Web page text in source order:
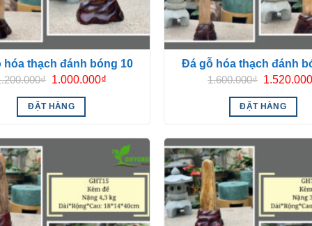
hóa thạch đánh bóng 10
₫ Giá
gốc
là:
1.200.000₫.
1.000.000₫
ĐẶT HÀNG
Đá gỗ hóa thạch đánh
1.600.000₫ Giá
gốc
là:
1.600.000₫.
1.520.000
ĐẶT HÀNG